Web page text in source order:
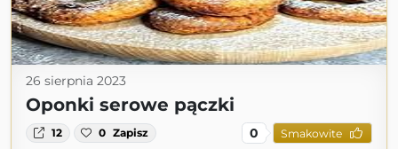
26 sierpnia 2023
Oponki serowe pączki
12 0 Zapisz 0 Smakowite